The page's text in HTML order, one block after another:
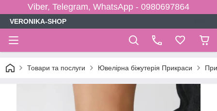
Viber, Telegram, WhatsApp - 0980697864
VERONIKA-SHOP
Товари та послуги Ювелірна біжутерія Прикраси